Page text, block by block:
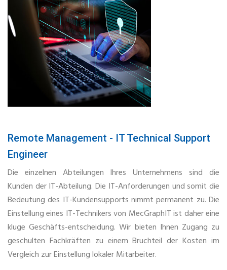
Remote Management - IT Technical Support
Engineer
Die einzelnen Abteilungen Ihres Unternehmens sind die
Kunden der IT-Abteilung. Die IT-Anforderungen und somit die
Bedeutung des IT-Kundensupports nimmt permanent zu. Die
Einstellung eines IT-Technikers von MecGraphIT ist daher eine
kluge Geschäfts-entscheidung. Wir bieten Ihnen Zugang zu
geschulten Fachkräften zu einem Bruchteil der Kosten im
Vergleich zur Einstellung lokaler Mitarbeiter.